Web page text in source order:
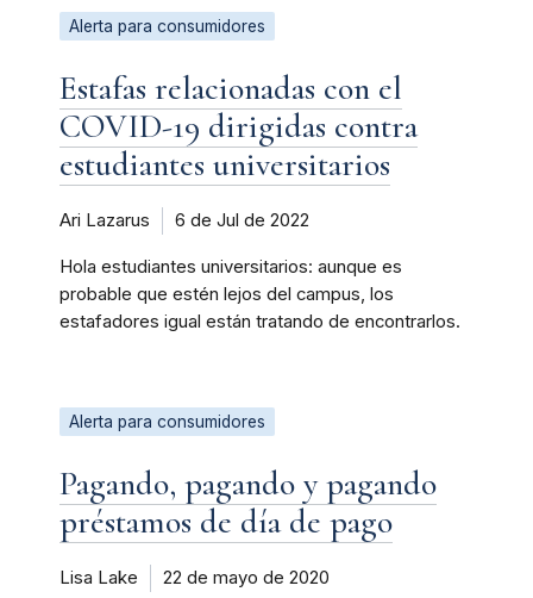
Alerta para consumidores
Estafas relacionadas con el
COVID-19 dirigidas contra
estudiantes universitarios
Ari Lazarus 6 de Jul de 2022
Hola estudiantes universitarios: aunque es
probable que estén lejos del campus, los
estafadores igual están tratando de encontrarlos.
Alerta para consumidores
Pagando, pagando y pagando
préstamos de día de pago
Lisa Lake 22 de mayo de 2020